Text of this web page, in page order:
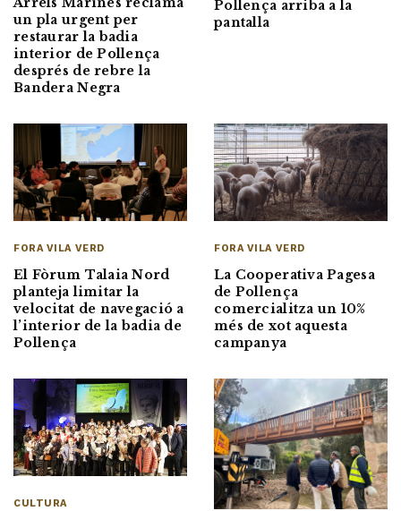
un pla urgent per
restaurar la badia
interior de Pollença
després de rebre la
Bandera Negra
Pollença arriba a la
pantalla
FORA VILA VERD
El Fòrum Talaia Nord
planteja limitar la
velocitat de navegació a
l’interior de la badia de
Pollença
FORA VILA VERD
La Cooperativa Pagesa
de Pollença
comercialitza un 10%
més de xot aquesta
campanya
CULTURA